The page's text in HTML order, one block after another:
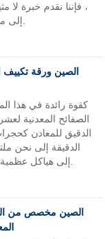
، فإننا نقدم خبرة لا
الصين ورقة تكييف
كقوة رائدة في هذا
الصفائح المعدنية
الدقيق للمعادن
الدقيقة إلى نحن
الصين مخصص من